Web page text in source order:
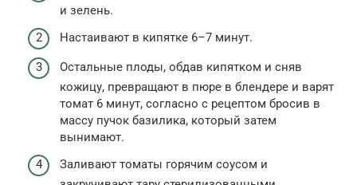
и зелень.
Настаивают в кипятке 6–7 минут.
Остальные плоды, обдав кипятком и сняв
кожицу, превращают в пюре в блендере и варят
томат 6 минут, согласно с рецептом бросив в
массу пучок базилика, который затем
вынимают.
Заливают томаты горячим соусом и